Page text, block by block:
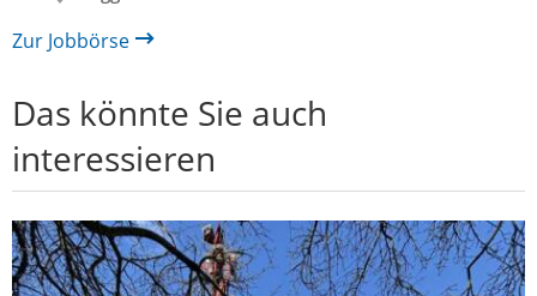
Zur Jobbörse
Das könnte Sie auch
interessieren